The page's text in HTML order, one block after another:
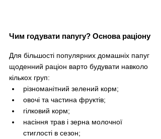
Чим годувати папугу? Основа раціону
Для більшості популярних домашніх папуг
щоденний раціон варто будувати навколо
кількох груп:
різноманітний зелений корм;
овочі та частина фруктів;
гілковий корм;
насіння трав і зерна молочної
стиглості в сезон;